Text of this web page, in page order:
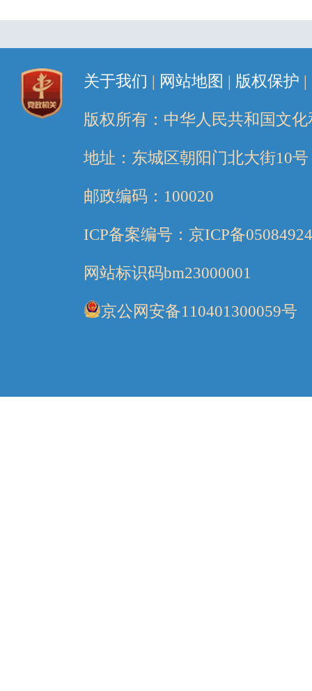
关于我们 | 网站地图 | 版权保护 |
版权所有：中华人民共和国文
地址：东城区朝阳门北大街10号
邮政编码：100020
ICP备案编号：京ICP备
网站标识码bm23000001
京公网安备110401300059号